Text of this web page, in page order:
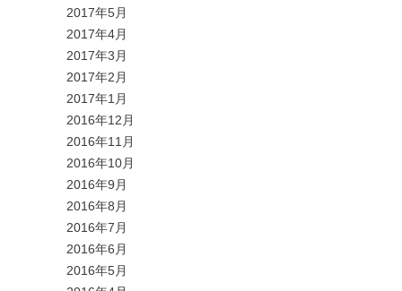
2017年5月
2017年4月
2017年3月
2017年2月
2017年1月
2016年12月
2016年11月
2016年10月
2016年9月
2016年8月
2016年7月
2016年6月
2016年5月